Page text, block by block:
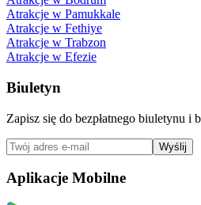
Atrakcje w Pamukkale
Atrakcje w Fethiye
Atrakcje w Trabzon
Atrakcje w Efezie
Biuletyn
Zapisz się do bezpłatnego biuletynu i
Wyślij
Aplikacje Mobilne